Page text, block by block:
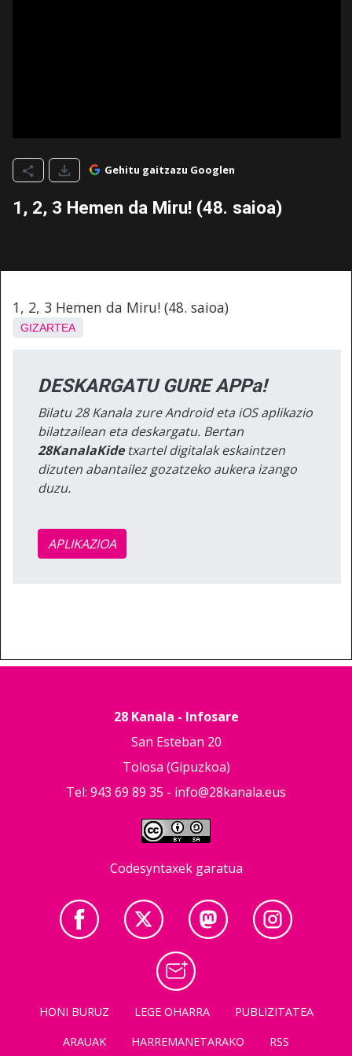
Gehitu gaitzazu Googlen
1, 2, 3 Hemen da Miru! (48. saioa)
1, 2, 3 Hemen da Miru! (48. saioa)
GIZARTEA
DESKARGATU GURE APPa!
Bilatu 28 Kanala zure Android eta iOS aplikazio
bilatzailean eta deskargatu. Bertan
28KanalaKidetxartel digitalak eskaintzen
dizuten abantailez gozatzeko aukera izango
duzu.
APLIKAZIOA
28 Kanala - Infosare
San Esteban 20
Tolosa (Gipuzkoa)
Tel: 943 69 89 35 - info@28kanala.eus
Codesyntaxek garatua
HONI BURUZ LEGE OHARRA
PUBLIZITATEA
ARAUAK
HARREMANETARAKO RSS